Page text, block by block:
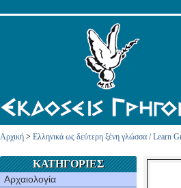
Αρχική > Ελληνικά ως δεύτερη ξένη γλώσσα / Learn
ΚΑΤΗΓΟΡΙΕΣ
Αρχαιολογία